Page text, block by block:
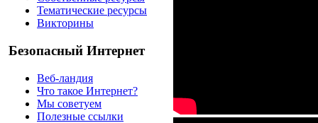
Тематические ресурсы
Викторины
Безопасный Интернет
Веб-ландия
Что такое Интернет?
Мы советуем
Полезные ссылки